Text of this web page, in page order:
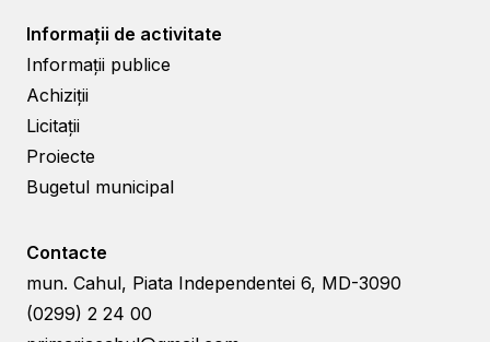
Informații de activitate
Informații publice
Achiziții
Licitații
Proiecte
Bugetul municipal
Contacte
mun. Cahul, Piata Independentei 6, MD-3090
(0299) 2 24 00